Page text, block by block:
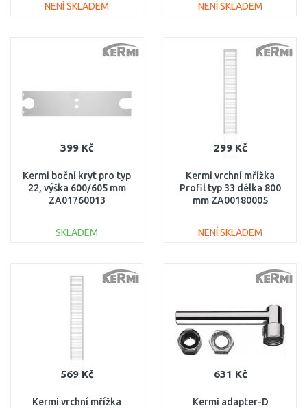
NENÍ SKLADEM NENÍ SKLADEM
Porovnat
399 Kč
Kermi boční kryt pro typ
22, výška 600/605 mm
ZA01760013
SKLADEM
Porovnat
299 Kč
Kermi vrchní mřížka
Profil typ 33 délka 800
mm ZA00180005
NENÍ SKLADEM
569 Kč
Kermi vrchní mřížka
631 Kč
Kermi adapter-D